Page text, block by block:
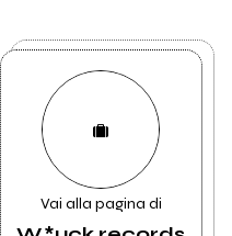
Vai alla pagina di